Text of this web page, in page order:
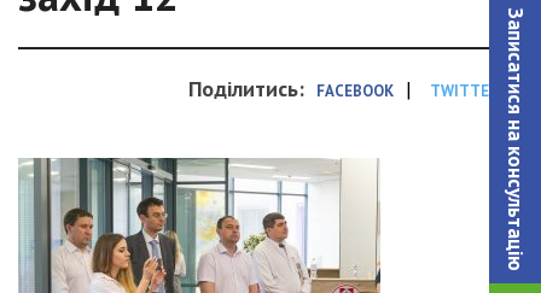
Записатися на консультацiю
Поділитись: FACEBOOK | TWITTER